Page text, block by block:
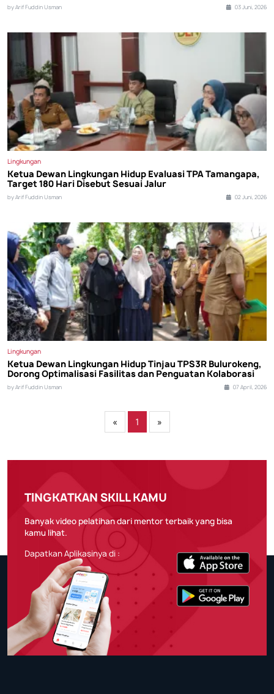
by Arif Fuddin Usman 03 Juni, 2026
Lingkungan
Ketua Dewan Lingkungan Hidup Evaluasi TPA Tamangapa,
Target 180 Hari Disebut Sesuai Jalur
by Arif Fuddin Usman 02 Juni, 2026
Lingkungan
Ketua Dewan Lingkungan Hidup Tinjau TPS3R Bulurokeng,
Dorong Optimalisasi Fasilitas dan Penguatan Kolaborasi
by Arif Fuddin Usman 07 April, 2026
« 1 »
TINGKATKAN SKILL KAMU
Banyak video pelatihan dari mentor terbaik yang bisa
kamu lihat.
Dapatkan Aplikasinya di :